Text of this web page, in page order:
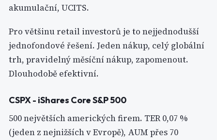
akumulační, UCITS.
Pro většinu retail investorů je to nejjednodušší
jednofondové řešení. Jeden nákup, celý globální
trh, pravidelný měsíční nákup, zapomenout.
Dlouhodobě efektivní.
CSPX - iShares Core S&P 500
500 největších amerických firem. TER 0,07 %
(jeden z nejnižších v Evropě), AUM přes 70